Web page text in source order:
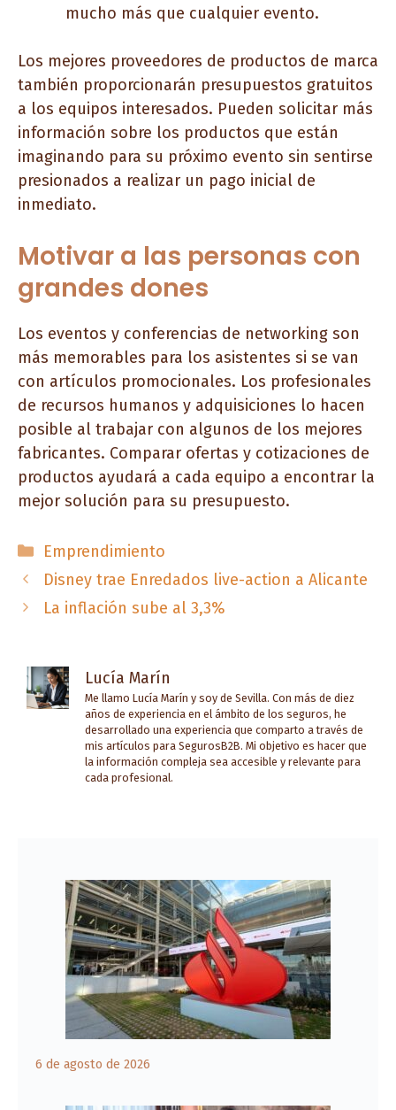
mucho más que cualquier evento.
Los mejores proveedores de productos de marca
también proporcionarán presupuestos gratuitos
a los equipos interesados. Pueden solicitar más
información sobre los productos que están
imaginando para su próximo evento sin sentirse
presionados a realizar un pago inicial de
inmediato.
Motivar a las personas con
grandes dones
Los eventos y conferencias de networking son
más memorables para los asistentes si se van
con artículos promocionales. Los profesionales
de recursos humanos y adquisiciones lo hacen
posible al trabajar con algunos de los mejores
fabricantes. Comparar ofertas y cotizaciones de
productos ayudará a cada equipo a encontrar la
mejor solución para su presupuesto.
Categorías
Emprendimiento
Disney trae Enredados live-action a Alicante
La inflación sube al 3,3%
Lucía Marín
Me llamo Lucía Marín y soy de Sevilla. Con más de diez
años de experiencia en el ámbito de los seguros, he
desarrollado una experiencia que comparto a través de
mis artículos para SegurosB2B. Mi objetivo es hacer que
la información compleja sea accesible y relevante para
cada profesional.
6 de agosto de 2026